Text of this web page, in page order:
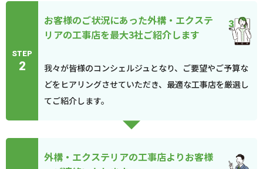
STEP
2
お客様のご状況にあった外構・エクステ
リアの工事店を最大3社ご紹介します
我々が皆様のコンシェルジュとなり、ご要望やご予算な
どをヒアリングさせていただき、最適な工事店を厳選し
てご紹介します。
外構・エクステリアの工事店よりお客様